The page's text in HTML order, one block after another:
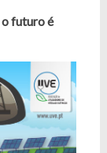
o futuro é